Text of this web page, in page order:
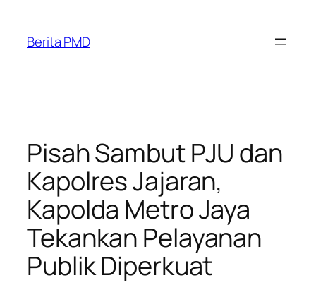
content
Berita PMD
Pisah Sambut PJU dan
Kapolres Jajaran,
Kapolda Metro Jaya
Tekankan Pelayanan
Publik Diperkuat